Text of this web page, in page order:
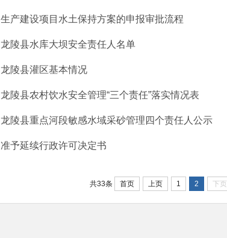
生产建设项目水土保持方案的申报审批流程
龙陵县水库大坝安全责任人名单
龙陵县灌区基本情况
龙陵县农村饮水安全管理“三个责任”落实情况表
龙陵县重点河段敏感水域采砂管理四个责任人公示
准予延续行政许可决定书
共33条 首页 上页 1 2 下页